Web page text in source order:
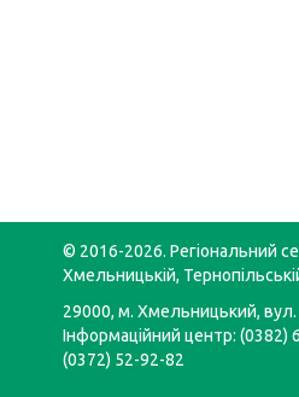
© 2016-2026. Регіональний
Хмельницькій,
29000, м. Хмельницький,
Інформаційний центр: (0382)
(0372) 52-92-82